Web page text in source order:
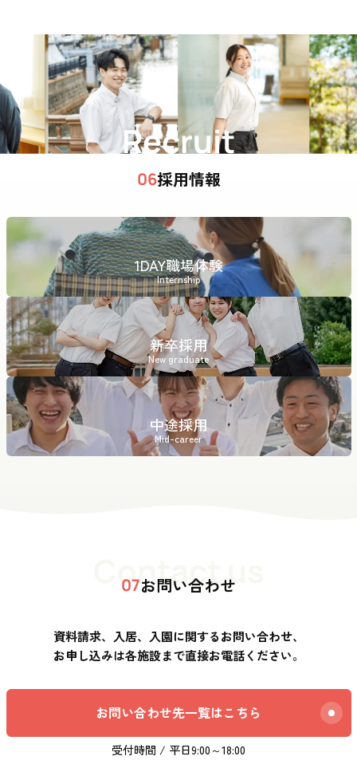
Recruit
06採用情報
1DAY職場体験
Internship
新卒採用
New graduate
中途採用
Mid-career
Contact us
07お問い合わせ
資料請求、入居、入園に関するお問い合わせ、
お申し込みは各施設まで直接お電話ください。
お問い合わせ先一覧はこちら
受付時間 / 平日9:00～18:00